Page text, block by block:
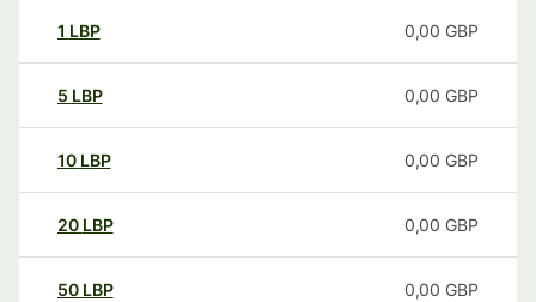
1 LBP 0,00 GBP
5 LBP 0,00 GBP
10 LBP 0,00 GBP
20 LBP 0,00 GBP
50 LBP 0,00 GBP